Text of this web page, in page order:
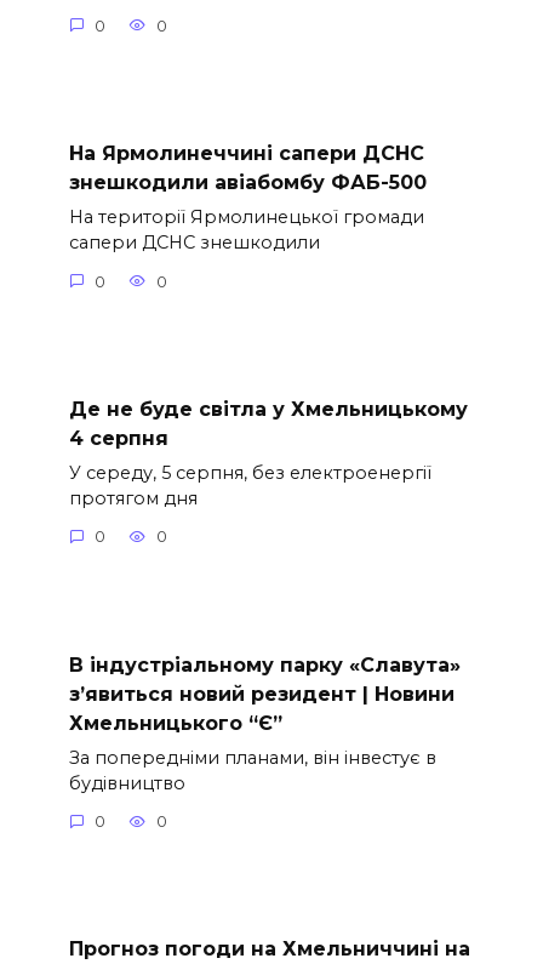
0 0
На Ярмолинеччині сапери ДСНС
знешкодили авіабомбу ФАБ-500
На території Ярмолинецької громади
сапери ДСНС знешкодили
0 0
Де не буде світла у Хмельницькому
4 серпня
У середу, 5 серпня, без електроенергії
протягом дня
0 0
В індустріальному парку «Славута»
з’явиться новий резидент | Новини
Хмельницького “Є”
За попередніми планами, він інвестує в
будівництво
0 0
Прогноз погоди на Хмельниччині на